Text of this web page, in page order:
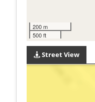
200 m
500 ft
Street View